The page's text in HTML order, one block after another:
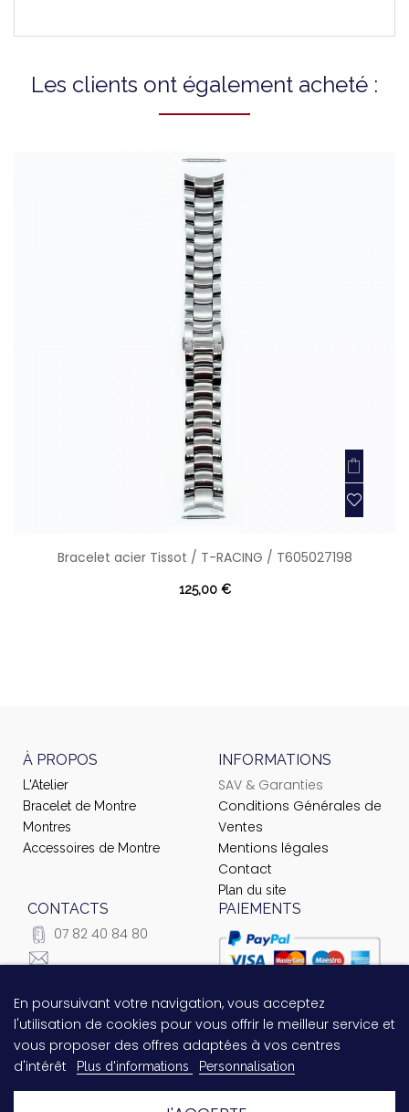
Les clients ont également acheté :
Bracelet acier Tissot / T-RACING / T605027198
125,00 €
À PROPOS
L'Atelier
Bracelet de Montre
Montres
Accessoires de Montre
INFORMATIONS
SAV & Garanties
Conditions Générales de
Ventes
Mentions légales
Contact
Plan du site
CONTACTS
07 82 40 84 80
104 Rue du Temple -
75003 Paris
PAIEMENTS
Questions relatives au
En poursuivant votre navigation, vous acceptez
l'utilisation de cookies pour vous offrir le meilleur service et
vous proposer des offres adaptées à vos centres
d'intérêt
Plus d'informations Personnalisation